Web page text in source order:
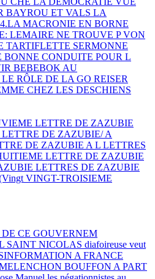
BAYROU ET VALS LA
MACRONIE EN BORNE
LEMAIRE NE TROUVE PVON
TARTIFLETTE SERMONNE
BONNE CONDUITE POUR L
BEBEBOK AU
RÔLE DE LA GO REISER
CHEZ LES DESCHIENS
LETTRE DE ZAZUBIE
DE ZAZUBIE/ A
DE ZAZUBIE A L LETTRES
LETTRE DE ZAZUBIE
LETTRES DE ZAZUBIE
VINGT-TROISIEME
CE GOUVERNEM
SAINT NICOLAS diafoireuse veut
A FRANCE
BOUFFON A PART